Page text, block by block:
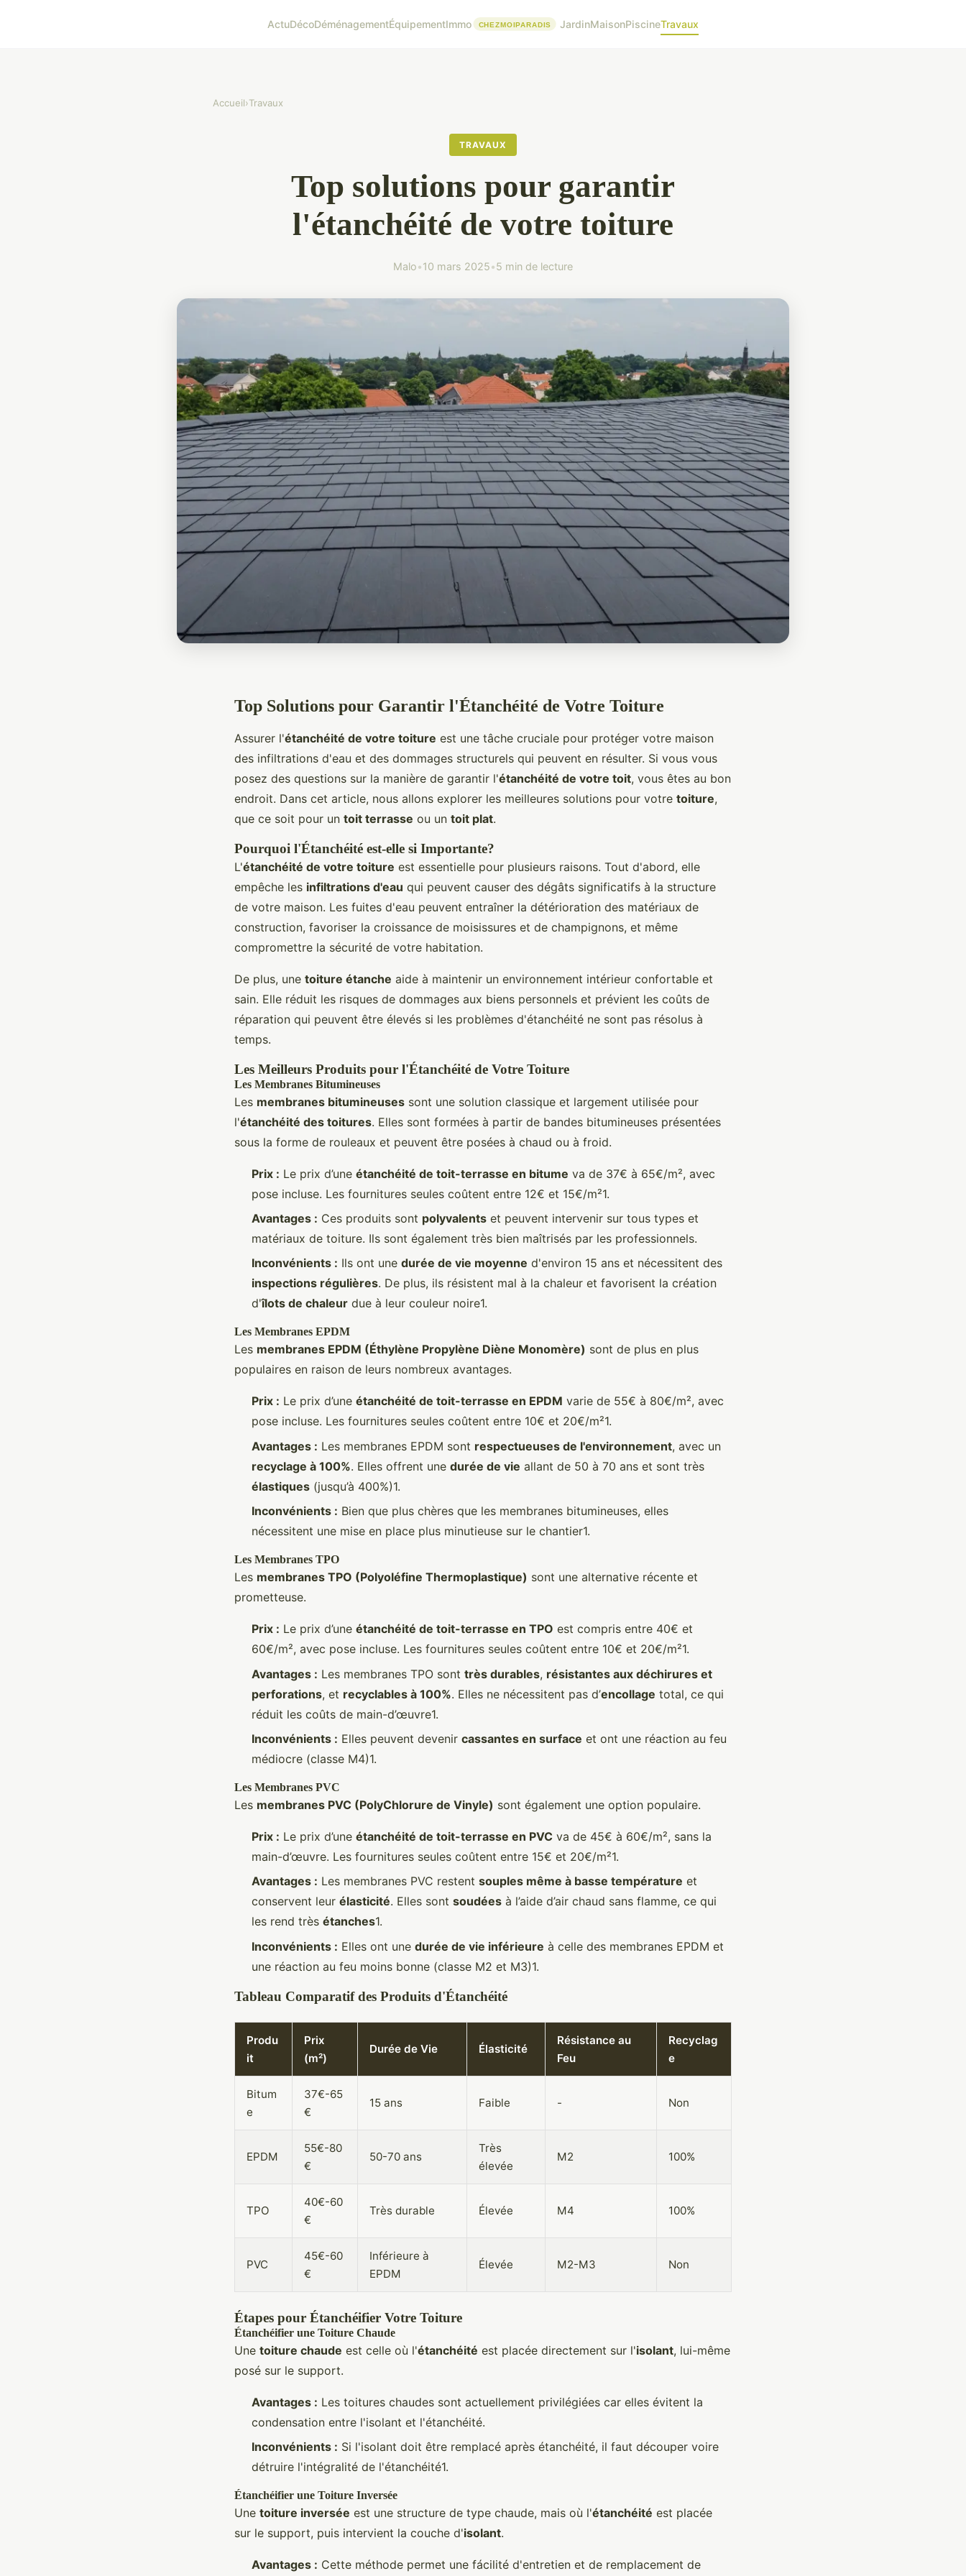
ActuDécoDéménagementÉquipementImmo JardinMaisonPiscineTravaux
Accueil›Travaux
TRAVAUX
Top solutions pour garantir
l'étanchéité de votre toiture
Malo•10 mars 2025•5 min de lecture
Top Solutions pour Garantir l'Étanchéité de Votre Toiture
Assurer l'étanchéité de votre toiture est une tâche cruciale pour protéger votre maison
des infiltrations d'eau et des dommages structurels qui peuvent en résulter. Si vous vous
posez des questions sur la manière de garantir l'étanchéité de votre toit, vous êtes au bon
endroit. Dans cet article, nous allons explorer les meilleures solutions pour votre toiture,
que ce soit pour un toit terrasse ou un toit plat.
Pourquoi l'Étanchéité est-elle si Importante?
L'étanchéité de votre toiture est essentielle pour plusieurs raisons. Tout d'abord, elle
empêche les infiltrations d'eau qui peuvent causer des dégâts significatifs à la structure
de votre maison. Les fuites d'eau peuvent entraîner la détérioration des matériaux de
construction, favoriser la croissance de moisissures et de champignons, et même
compromettre la sécurité de votre habitation.
De plus, une toiture étanche aide à maintenir un environnement intérieur confortable et
sain. Elle réduit les risques de dommages aux biens personnels et prévient les coûts de
réparation qui peuvent être élevés si les problèmes d'étanchéité ne sont pas résolus à
temps.
Les Meilleurs Produits pour l'Étanchéité de Votre Toiture
Les Membranes Bitumineuses
Les membranes bitumineuses sont une solution classique et largement utilisée pour
l'étanchéité des toitures. Elles sont formées à partir de bandes bitumineuses présentées
sous la forme de rouleaux et peuvent être posées à chaud ou à froid.
Prix : Le prix d’une étanchéité de toit-terrasse en bitume va de 37€ à 65€/m², avec
pose incluse. Les fournitures seules coûtent entre 12€ et 15€/m²1.
Avantages : Ces produits sont polyvalents et peuvent intervenir sur tous types et
matériaux de toiture. Ils sont également très bien maîtrisés par les professionnels.
Inconvénients : Ils ont une durée de vie moyenne d'environ 15 ans et nécessitent des
inspections régulières. De plus, ils résistent mal à la chaleur et favorisent la création
d'îlots de chaleur due à leur couleur noire1.
Les Membranes EPDM
Les membranes EPDM (Éthylène Propylène Diène Monomère) sont de plus en plus
populaires en raison de leurs nombreux avantages.
Prix : Le prix d’une étanchéité de toit-terrasse en EPDM varie de 55€ à 80€/m², avec
pose incluse. Les fournitures seules coûtent entre 10€ et 20€/m²1.
Avantages : Les membranes EPDM sont respectueuses de l'environnement, avec un
recyclage à 100%. Elles offrent une durée de vie allant de 50 à 70 ans et sont très
élastiques (jusqu’à 400%)1.
Inconvénients : Bien que plus chères que les membranes bitumineuses, elles
nécessitent une mise en place plus minutieuse sur le chantier1.
Les Membranes TPO
Les membranes TPO (Polyoléfine Thermoplastique) sont une alternative récente et
prometteuse.
Prix : Le prix d’une étanchéité de toit-terrasse en TPO est compris entre 40€ et
60€/m², avec pose incluse. Les fournitures seules coûtent entre 10€ et 20€/m²1.
Avantages : Les membranes TPO sont très durables, résistantes aux déchirures et
perforations, et recyclables à 100%. Elles ne nécessitent pas d’encollage total, ce qui
réduit les coûts de main-d’œuvre1.
Inconvénients : Elles peuvent devenir cassantes en surface et ont une réaction au feu
médiocre (classe M4)1.
Les Membranes PVC
Les membranes PVC (PolyChlorure de Vinyle) sont également une option populaire.
Prix : Le prix d’une étanchéité de toit-terrasse en PVC va de 45€ à 60€/m², sans la
main-d’œuvre. Les fournitures seules coûtent entre 15€ et 20€/m²1.
Avantages : Les membranes PVC restent souples même à basse température et
conservent leur élasticité. Elles sont soudées à l’aide d’air chaud sans flamme, ce qui
les rend très étanches1.
Inconvénients : Elles ont une durée de vie inférieure à celle des membranes EPDM et
une réaction au feu moins bonne (classe M2 et M3)1.
Tableau Comparatif des Produits d'Étanchéité
Produ
it
Prix
(m²)
Durée de Vie Élasticité
Résistance au
Feu
Recyclag
e
Bitum
e
37€-65
€
15 ans Faible - Non
EPDM
55€-80
€
50-70 ans
Très
élevée
M2 100%
TPO
40€-60
€
Très durable Élevée M4 100%
PVC
45€-60
€
Inférieure à
EPDM
Élevée M2-M3 Non
Étapes pour Étanchéifier Votre Toiture
Étanchéifier une Toiture Chaude
Une toiture chaude est celle où l'étanchéité est placée directement sur l'isolant, lui-même
posé sur le support.
Avantages : Les toitures chaudes sont actuellement privilégiées car elles évitent la
condensation entre l'isolant et l'étanchéité.
Inconvénients : Si l'isolant doit être remplacé après étanchéité, il faut découper voire
détruire l'intégralité de l'étanchéité1.
Étanchéifier une Toiture Inversée
Une toiture inversée est une structure de type chaude, mais où l'étanchéité est placée
sur le support, puis intervient la couche d'isolant.
Avantages : Cette méthode permet une fácilité d'entretien et de remplacement de